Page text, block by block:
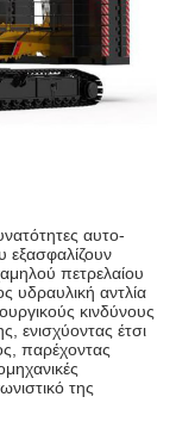
αυτο-
εξασφαλίζουν
πετρελαίου
υδραυλική αντλία
κινδύνους
ενισχύοντας έτσι
παρέχοντας
της